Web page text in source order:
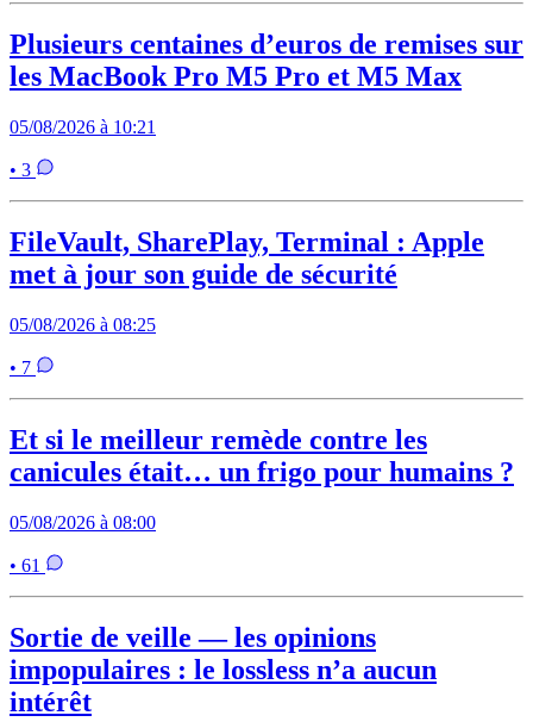
Plusieurs centaines d’euros de remises sur
les MacBook Pro M5 Pro et M5 Max
05/08/2026 à 10:21
• 3
FileVault, SharePlay, Terminal : Apple
met à jour son guide de sécurité
05/08/2026 à 08:25
• 7
Et si le meilleur remède contre les
canicules était… un frigo pour humains ?
05/08/2026 à 08:00
• 61
Sortie de veille — les opinions
impopulaires : le lossless n’a aucun
intérêt